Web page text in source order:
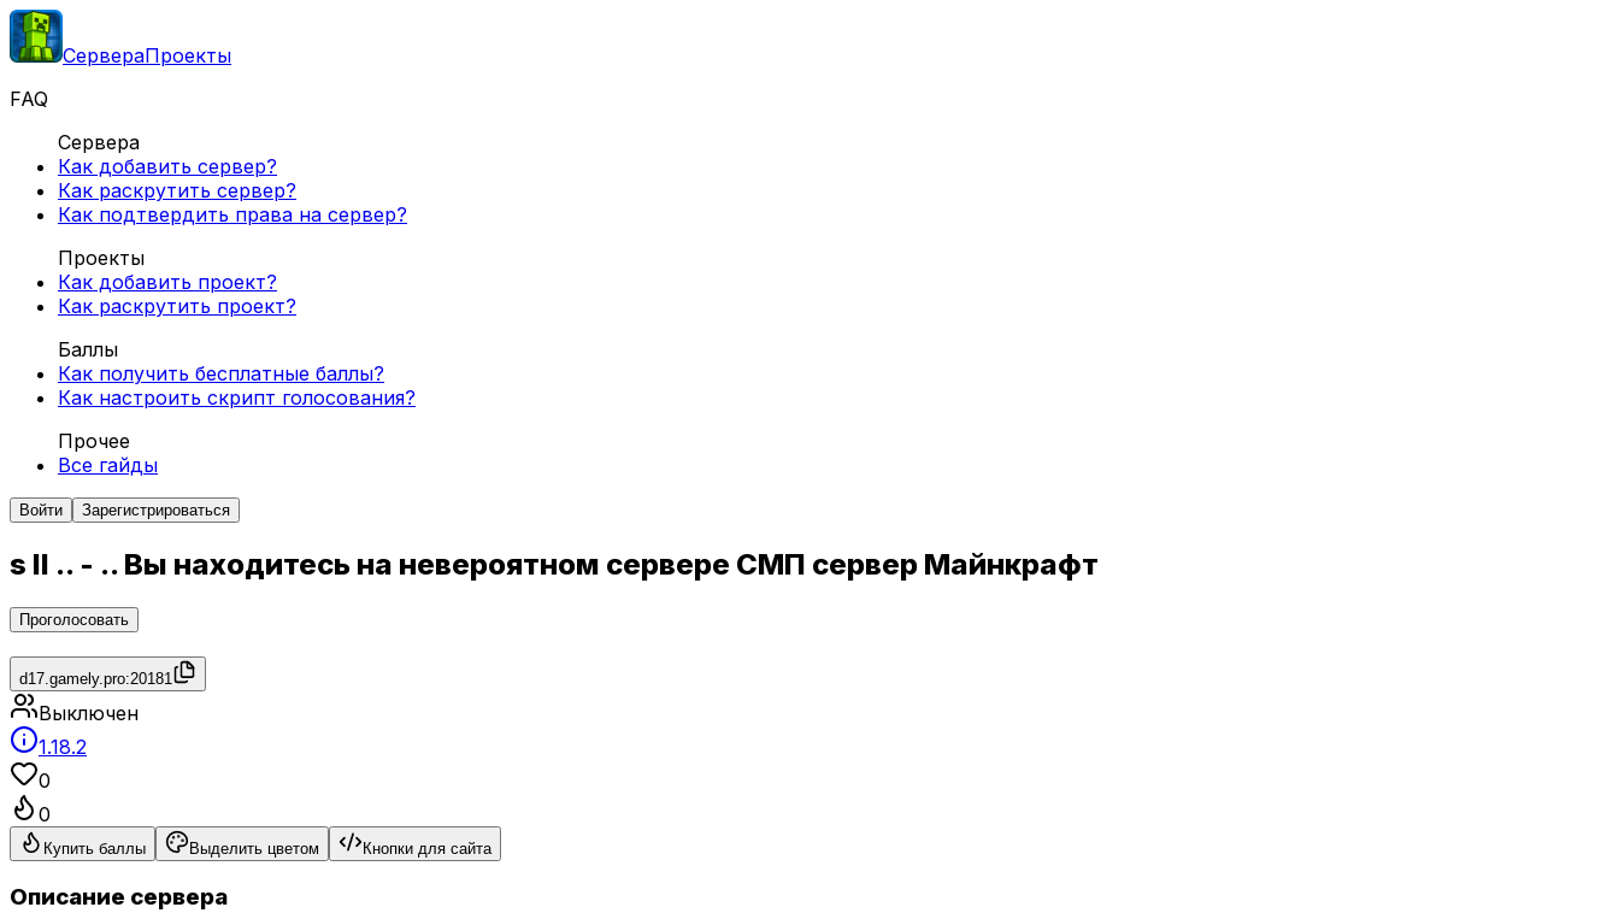
СервераПроекты
FAQ
Сервера
Как добавить сервер?
Как раскрутить сервер?
Как подтвердить права на сервер?
Проекты
Как добавить проект?
Как раскрутить проект?
Баллы
Как получить бесплатные баллы?
Как настроить скрипт голосования?
Прочее
Все гайды
Войти Зарегистрироваться
s II .. - .. Вы находитесь на невероятном сервере СМП сервер Майнкрафт
Проголосовать
d17.gamely.pro:20181
Выключен
1.18.2
0
0
Купить баллы Выделить цветом Кнопки для сайта
Описание сервера